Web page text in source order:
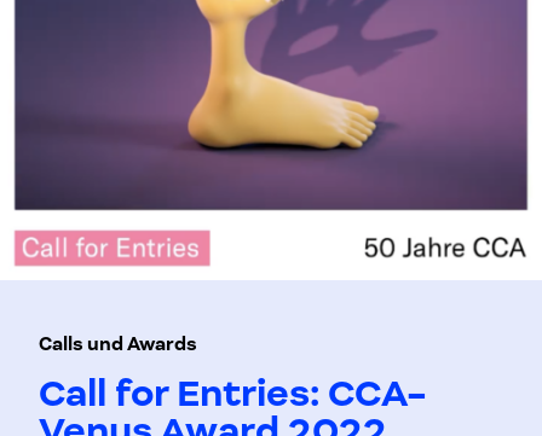
Calls und Awards
Call for Entries: CCA-